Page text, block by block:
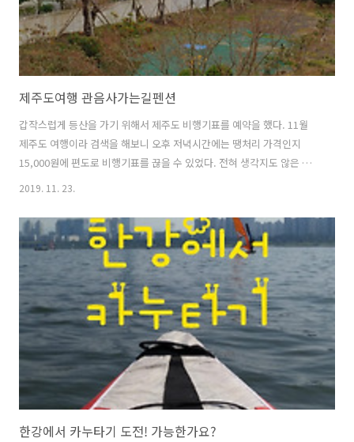
제주도여행 관음사가는길펜션
갑작스럽게 등산을 가기 위해서 제주도 비행기표를 예약을 했다. 11월
제주도 여행이라 검색을 해보니 오후 저녁시간에는 땡처리 가격인지
15,000원에 편도로 비행기표를 끊을 수 있었다. 전혀 생각지도 않은 것
이라서 생각보다 표 가격이 저렴해서 갈 수 있었다. 집에서 지하철을 타
다. 앞 쪽 자리는 이미 대부분 자리 선택이 끝났었다. 어쩔 수 없이 뒤쪽으
로 자리를 고르고 선택을 했다. 오후 5시 20분 비행기인데 연착이 돼서
일몰을 비행기 안에서 볼 수 없어서 너무 아쉬웠다. 제주도에 55분 만에
도착했고, 이미 어두워졌다. 제주공항에 내려서 한라산 관음사로 가기 위
해서 버스를 기다렸는데 버스시간 간격이 너무나 길었다. 그래서 최대한
근..
2019. 11. 23.
한강에서 카누타기 도전! 가능한가요?